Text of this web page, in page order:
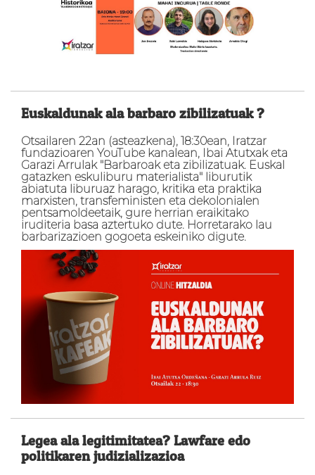
Euskaldunak ala barbaro zibilizatuak ?
Otsailaren 22an (asteazkena), 18:30ean, Iratzar
fundazioaren YouTube kanalean, Ibai Atutxak eta
Garazi Arrulak "Barbaroak eta zibilizatuak. Euskal
gatazken eskuliburu materialista" liburutik
abiatuta liburuaz harago, kritika eta praktika
marxisten, transfeministen eta dekolonialen
pentsamoldeetaik, gure herrian eraikitako
iruditeria basa aztertuko dute. Horretarako lau
barbarizazioen gogoeta eskeiniko digute.
Legea ala legitimitatea? Lawfare edo
politikaren judizializazioa